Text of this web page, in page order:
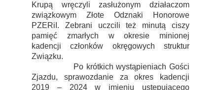
Krupą wręczyli zasłużonym działaczom
związkowym Złote Odznaki Honorowe
PZERiI. Zebrani uczcili też minutą ciszy
pamięć zmarłych w okresie minionej
kadencji członków okręgowych struktur
Związku.
Po krótkich wystąpieniach Gości
Zjazdu, sprawozdanie za okres kadencji
2019 – 2024 w imieniu ustępującego